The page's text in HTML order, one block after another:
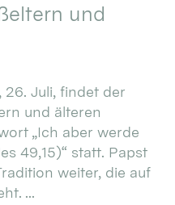
und
Juli, findet der
und älteren
„Ich aber werde
49,15)“ statt. Papst
weiter, die auf
...